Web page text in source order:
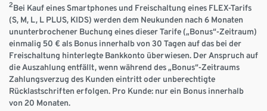
2Bei Kauf eines Smartphones und Freischaltung eines FLEX-Tarifs
(S, M, L, L PLUS, KIDS) werden dem Neukunden nach 6 Monaten
ununterbrochener Buchung eines dieser Tarife („Bonus“-Zeitraum)
einmalig 50 € als Bonus innerhalb von 30 Tagen auf das bei der
Freischaltung hinterlegte Bankkonto überwiesen. Der Anspruch auf
die Auszahlung entfällt, wenn während des „Bonus“-Zeitraums
Zahlungsverzug des Kunden eintritt oder unberechtigte
Rücklastschriften erfolgen. Pro Kunde: nur ein Bonus innerhalb
von 20 Monaten.